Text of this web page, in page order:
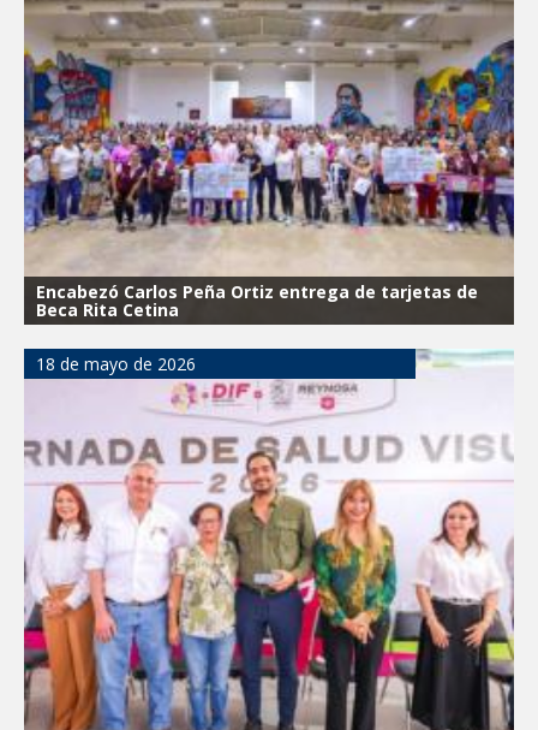
Encabezó Carlos Peña Ortiz entrega de tarjetas de
Beca Rita Cetina
18 de mayo de 2026